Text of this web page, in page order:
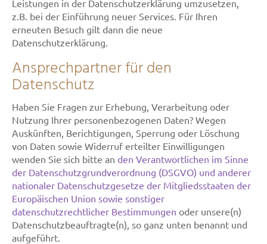
Leistungen in der Datenschutzerklärung umzusetzen,
z.B. bei der Einführung neuer Services. Für Ihren
erneuten Besuch gilt dann die neue
Datenschutzerklärung.
Ansprechpartner für den
Datenschutz
Haben Sie Fragen zur Erhebung, Verarbeitung oder
Nutzung Ihrer personenbezogenen Daten? Wegen
Auskünften, Berichtigungen, Sperrung oder Löschung
von Daten sowie Widerruf erteilter Einwilligungen
wenden Sie sich bitte an den Verantwortlichen im Sinne
der Datenschutzgrundverordnung (DSGVO) und anderer
nationaler Datenschutzgesetze der Mitgliedsstaaten der
Europäischen Union sowie sonstiger
datenschutzrechtlicher Bestimmungen oder unsere(n)
Datenschutzbeauftragte(n), so ganz unten benannt und
aufgeführt.